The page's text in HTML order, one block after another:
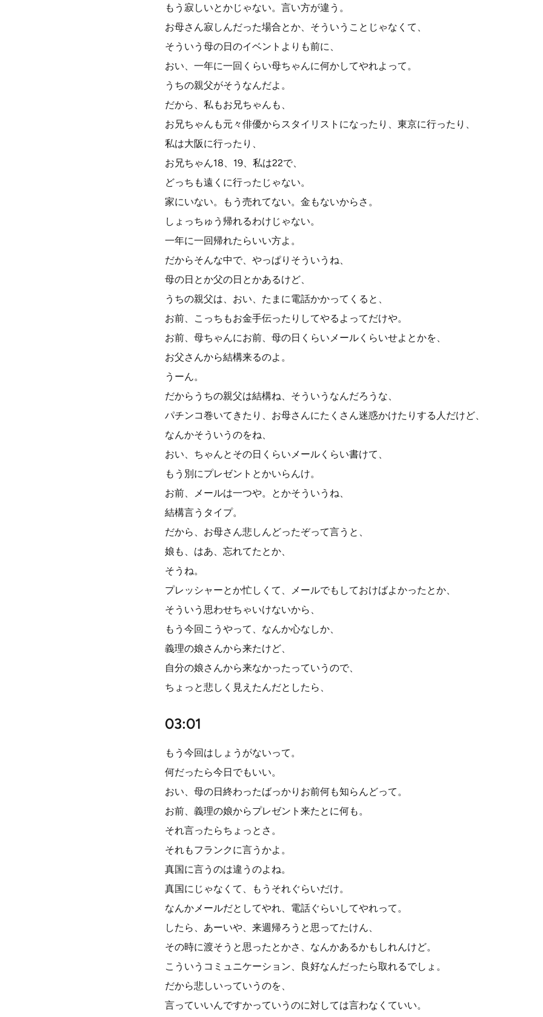
もう寂しいとかじゃない。言い方が違う。
お母さん寂しんだった場合とか、そういうことじゃなくて、
そういう母の日のイベントよりも前に、
おい、一年に一回くらい母ちゃんに何かしてやれよって。
うちの親父がそうなんだよ。
だから、私もお兄ちゃんも、
お兄ちゃんも元々俳優からスタイリストになったり、東京に行ったり、
私は大阪に行ったり、
お兄ちゃん18、19、私は22で、
どっちも遠くに行ったじゃない。
家にいない。もう売れてない。金もないからさ。
しょっちゅう帰れるわけじゃない。
一年に一回帰れたらいい方よ。
だからそんな中で、やっぱりそういうね、
母の日とか父の日とかあるけど、
うちの親父は、おい、たまに電話かかってくると、
お前、こっちもお金手伝ったりしてやるよってだけや。
お前、母ちゃんにお前、母の日くらいメールくらいせよとかを、
お父さんから結構来るのよ。
うーん。
だからうちの親父は結構ね、そういうなんだろうな、
パチンコ巻いてきたり、お母さんにたくさん迷惑かけたりする人だけど、
なんかそういうのをね、
おい、ちゃんとその日くらいメールくらい書けて、
もう別にプレゼントとかいらんけ。
お前、メールは一つや。とかそういうね、
結構言うタイプ。
だから、お母さん悲しんどったぞって言うと、
娘も、はあ、忘れてたとか、
そうね。
プレッシャーとか忙しくて、メールでもしておけばよかったとか、
そういう思わせちゃいけないから、
もう今回こうやって、なんか心なしか、
義理の娘さんから来たけど、
自分の娘さんから来なかったっていうので、
ちょっと悲しく見えたんだとしたら、
03:01
もう今回はしょうがないって。
何だったら今日でもいい。
おい、母の日終わったばっかりお前何も知らんどって。
お前、義理の娘からプレゼント来たとに何も。
それ言ったらちょっとさ。
それもフランクに言うかよ。
真国に言うのは違うのよね。
真国にじゃなくて、もうそれぐらいだけ。
なんかメールだとしてやれ、電話ぐらいしてやれって。
したら、あーいや、来週帰ろうと思ってたけん、
その時に渡そうと思ったとかさ、なんかあるかもしれんけど。
こういうコミュニケーション、良好なんだったら取れるでしょ。
だから悲しいっていうのを、
言っていいんですかっていうのに対しては言わなくていい。